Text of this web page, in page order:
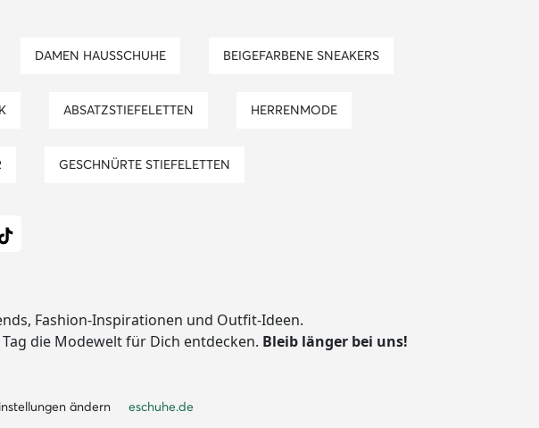
DAMEN HAUSSCHUHE BEIGEFARBENE SNEAKERS
ABSATZSTIEFELETTEN HERRENMODE
GESCHNÜRTE STIEFELETTEN
Fashion-Inspirationen und Outfit-Ideen.
die Modewelt für Dich entdecken. Bleib länger bei uns!
ändern eschuhe.de